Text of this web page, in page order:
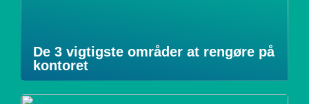
De 3 vigtigste områder at rengøre på
kontoret